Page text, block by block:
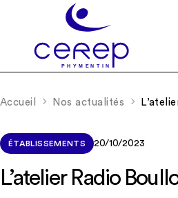
L'association
Gouvernance
Établissements
Démarche qualité
Partenariats
Notre éthique
Missions
Le soin psychique
Les soins en accueils de jour
Les soins en centres de
Accueil Nos actualités
ÉTABLISSEMENTS 20/10/2023
L’atelier Radio